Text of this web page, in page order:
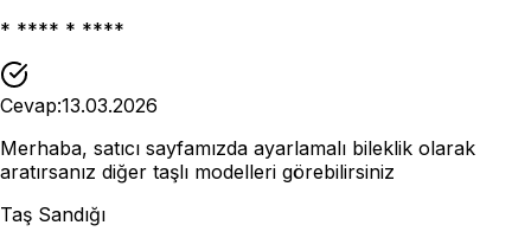
* **** * ****
Cevap:13.03.2026
Merhaba, satıcı sayfamızda ayarlamalı bileklik olarak
aratırsanız diğer taşlı modelleri görebilirsiniz
Taş Sandığı